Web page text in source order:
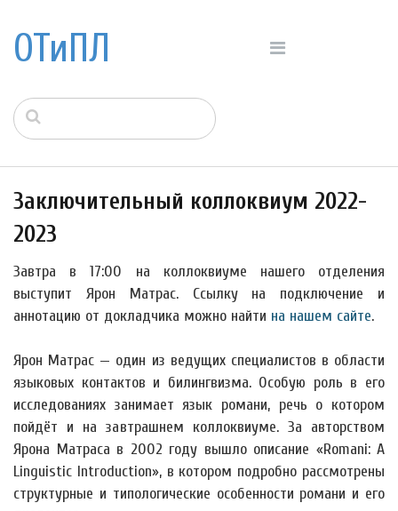
ОТиПЛ
Заключительный коллоквиум 2022-
2023
Завтра в 17:00 на коллоквиуме нашего отделения
выступит Ярон Матрас. Ссылку на подключение и
аннотацию от докладчика можно найти на нашем сайте.
Ярон Матрас — один из ведущих специалистов в области
языковых контактов и билингвизма. Особую роль в его
исследованиях занимает язык романи, речь о котором
пойдёт и на завтрашнем коллоквиуме. За авторством
Ярона Матраса в 2002 году вышло описание «Romani: A
Linguistic Introduction», в котором подробно рассмотрены
структурные и типологические особенности романи и его